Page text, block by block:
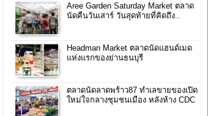
Aree Garden Saturday Market ตลาด
นัดคืนวันเสาร์ วันสุดท้ายที่คิดถึง..
Headman Market ตลาดนัดแฮนด์เมด
แห่งแรกของย่านธนบุรี
ตลาดนัดลาดพร้าว87 ทำเลขายของเปิด
ใหม่ใจกลางชุมชนเมือง หลังห้าง CDC